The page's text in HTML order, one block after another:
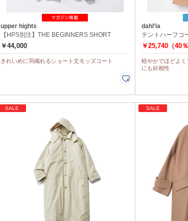
upper hights
【HPS別注】THE BEGINNERS SHORT
￥44,000
きれいめに羽織れるショート丈モッズコート
dahl’ia
テントハーフコ
￥25,740（40％
軽やかでほどよ
にも好相性
SALE SALE